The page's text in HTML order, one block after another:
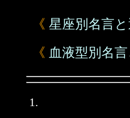
《 星座別名言
《 血液型別名
1.